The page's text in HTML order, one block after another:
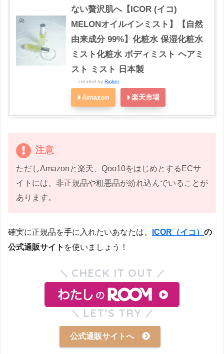
ない贅沢肌へ【ICOR (イコ)
MELONオイルインミスト】【自然
由来成分 99%】化粧水 保湿化粧水
ミスト化粧水 ボディミスト ヘアミ
スト ミスト 日本製
created by Rinker
Amazon 楽天市場
注意
ただしAmazonと楽天、Qoo10をはじめとするECサ
イトには、非正規品や粗悪品が紛れ込んでいることが
あります。
確実に正規品を手に入れたいあなたは、 ICOR（イコ） の
公式通販サイト を使いましょう！
CHECK IT OUT
LET’S TRY
公式通販サイトへ